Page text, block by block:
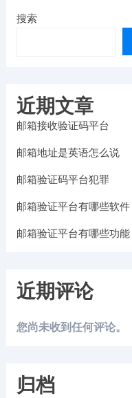
搜索
近期文章
邮箱接收验证码平台
邮箱地址是英语怎么说
邮箱验证码平台犯罪
邮箱验证平台有哪些软件
邮箱验证平台有哪些功能
近期评论
您尚未收到任何评论。
归档